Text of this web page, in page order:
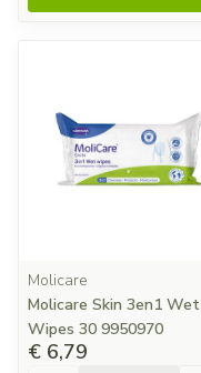
Molicare
Molicare Skin 3en1 Wet
Wipes 30 9950970
€ 6,79